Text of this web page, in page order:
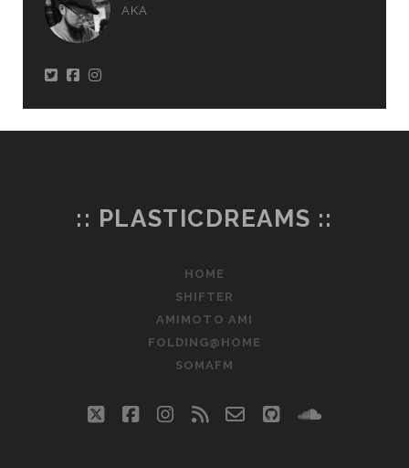
AKA
:: PLASTICDREAMS ::
HOME
SHIFTER
AMIMOTO AMI
FOLDING@HOME
SOMAFM
twitterfacebookinstagram
rss email-github